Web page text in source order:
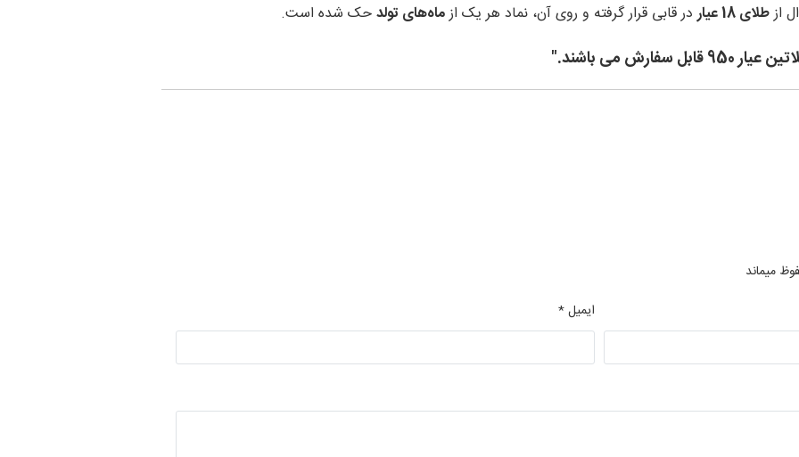
ازطلای 18 عیار در قابی قرار گرفته و روی آن، نماد هر یک ازماه‌های تولدحک شده است.
می باشند."
میماند
ایمیل *